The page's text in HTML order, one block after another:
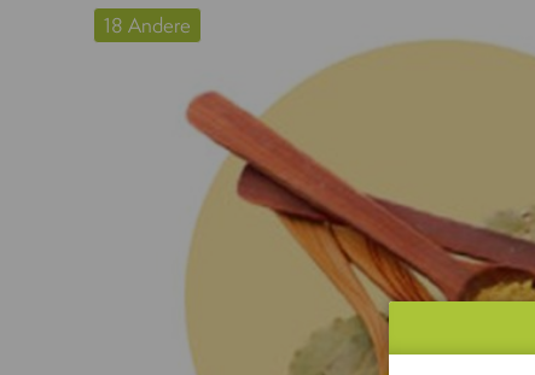
18 Andere